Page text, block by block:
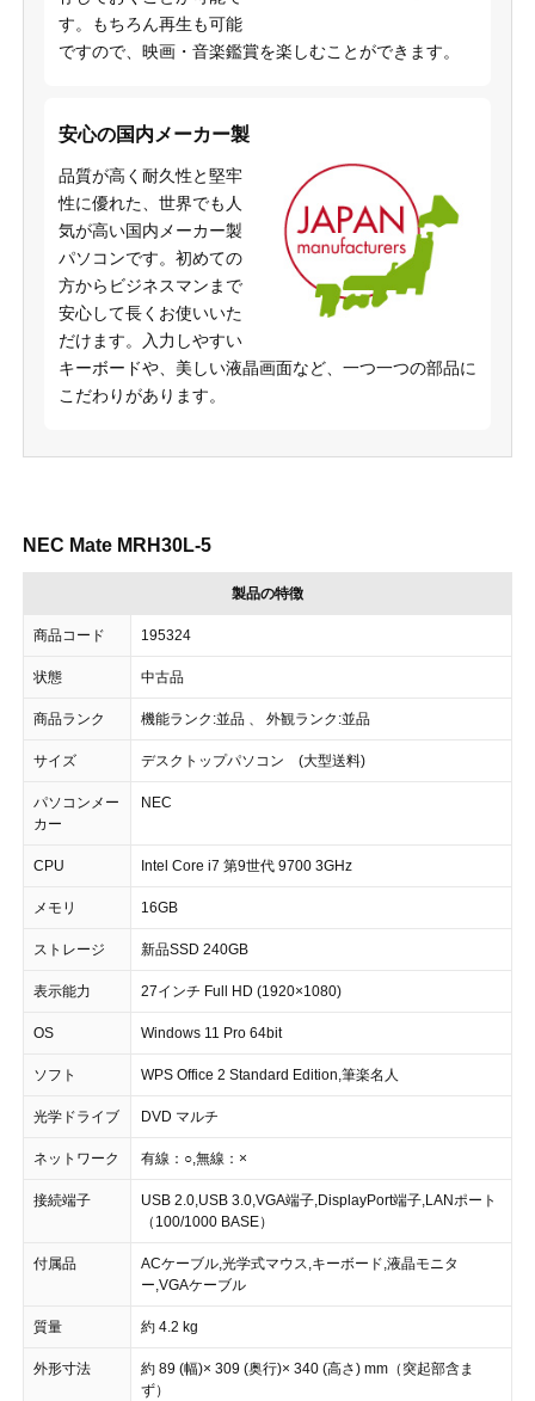
す。もちろん再生も可能
ですので、映画・音楽鑑賞を楽しむことができます。
安心の国内メーカー製
品質が高く耐久性と堅牢
性に優れた、世界でも人
気が高い国内メーカー製
パソコンです。初めての
方からビジネスマンまで
安心して長くお使いいた
だけます。入力しやすい
キーボードや、美しい液晶画面など、一つ一つの部品に
こだわりがあります。
NEC Mate MRH30L-5
製品の特徴
商品コード 195324
状態 中古品
商品ランク 機能ランク:並品 、 外観ランク:並品
サイズ デスクトップパソコン (大型送料)
パソコンメー
カー
NEC
CPU Intel Core i7 第9世代 9700 3GHz
メモリ 16GB
ストレージ 新品SSD 240GB
表示能力 27インチ Full HD (1920×1080)
OS Windows 11 Pro 64bit
ソフト WPS Office 2 Standard Edition,筆楽名人
光学ドライブ DVD マルチ
ネットワーク 有線：○,無線：×
接続端子
USB 2.0,USB 3.0,VGA端子,DisplayPort端子,LANポート
（100/1000 BASE）
付属品
ACケーブル,光学式マウス,キーボード,液晶モニタ
ー,VGAケーブル
質量 約 4.2 kg
外形寸法
約 89 (幅)× 309 (奥行)× 340 (高さ) mm（突起部含ま
ず）